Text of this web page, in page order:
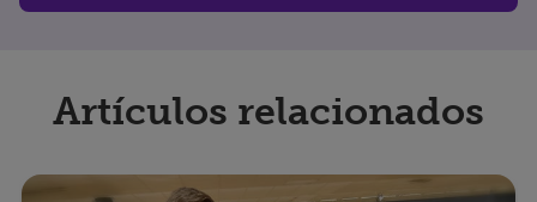
Artículos relacionados